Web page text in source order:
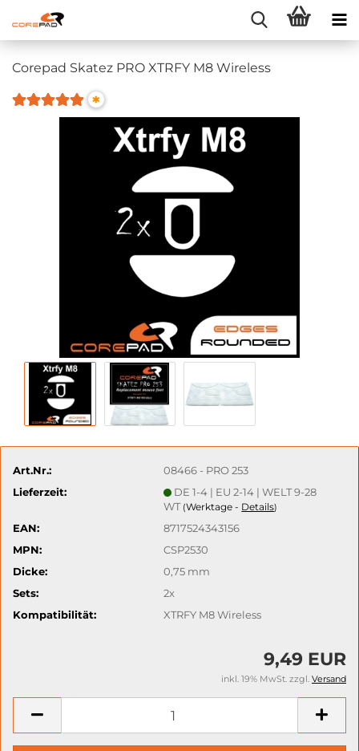
Corepad Skatez PRO XTRFY M8 Wireless
*
Art.Nr.:
08466 - PRO 253
Lieferzeit:
DE 1-4 | EU 2-14 | WELT 9-28
WT (Werktage - Details)
EAN:
8717524343156
MPN:
CSP2530
Dicke:
0,75 mm
Sets:
2x
Kompatibilität:
XTRFY M8 Wireless
9,49 EUR
inkl. 19% MwSt. zzgl. Versand